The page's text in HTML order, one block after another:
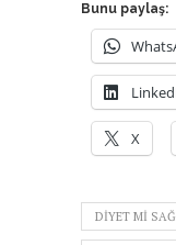
Bunu paylaş:
X
DIYET MI